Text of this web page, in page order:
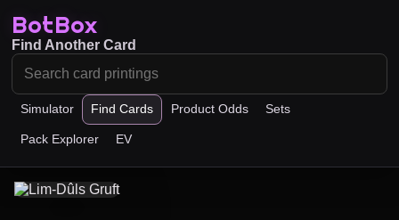
BotBox
Simulator Find Cards Product Odds Sets
Pack Explorer EV
Find Another Card